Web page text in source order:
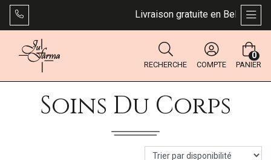
Livraison gratuite en Belgique
RECHERCHE COMPTE PANIER
0
Soins Du Corps